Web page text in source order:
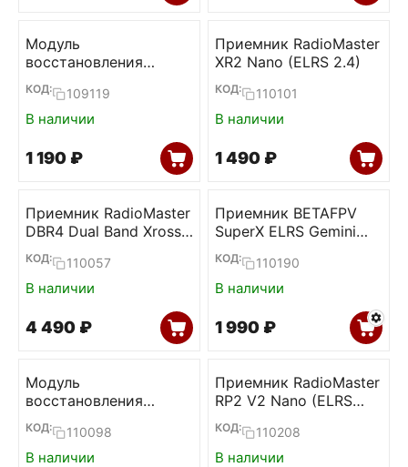
Модуль
восстановления
прошивки ELRS
приемников (BETAFPV)
КОД: 109119
В наличии
1 190 ₽
Приемник RadioMaster
XR2 Nano (ELRS 2.4)
КОД: 110101
В наличии
1 490 ₽
Приемник RadioMaster
DBR4 Dual Band Xross
Gemini ELRS
КОД: 110057
В наличии
4 490 ₽
Приемник BETAFPV
SuperX ELRS Gemini
Xross
КОД: 110190
В наличии
1 990 ₽
Модуль
восстановления
прошивки ELRS
приемников
(RadioMaster)
КОД: 110098
В наличии
Приемник RadioMaster
RP2 V2 Nano (ELRS
2.4)
КОД: 110208
В наличии